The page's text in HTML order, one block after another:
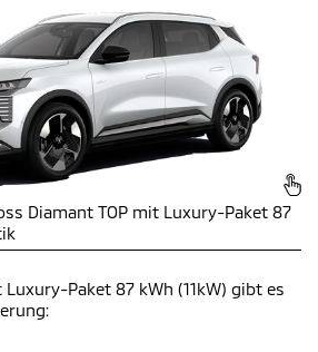
Diamant TOP mit Luxury-Paket 87
Paket 87 kWh (11kW) gibt es